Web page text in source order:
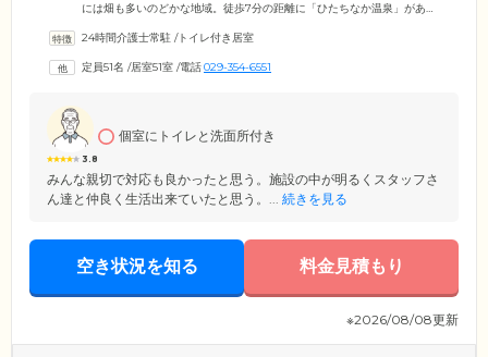
には畑も多いのどかな地域。徒歩7分の距離に「ひたちなか温泉」がある
じていただけるように、アットホームな雰囲気作りを目指しています。
つくり。お食事や休憩のときには、ご入居者様同士での交流をお楽しみ
24時間介護士常駐 /トイレ付き居室
定員51名 /居室51室 /電話029-354-6551
3.8
個室にトイレと洗面所付き
みんな親切で対応も良かったと思う。施設の中が明るくスタッフさ
ん達と仲良く生活出来ていたと思う。... 続きを見る
空き状況を知る 料金見積もり
※2026/08/08更新